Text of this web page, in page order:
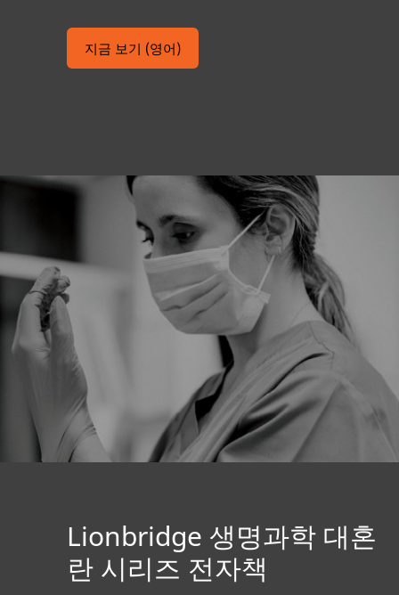
지금 보기 (영어)
Lionbridge 생명과학 대혼
란 시리즈 전자책